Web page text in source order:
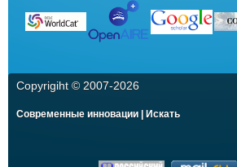
Copyrigiht © 2007-2026
Современные инновации | Искать